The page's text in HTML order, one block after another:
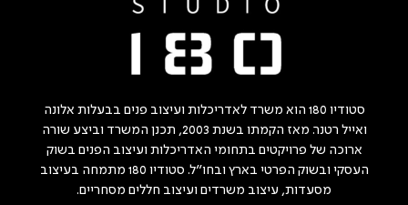
סטודיו 180 הוא משרד לאדריכלות ועיצוב פנים בבעלות אלונה
ואייל רטנר. מאז הקמתו בשנת 2003, תכנן המשרד וביצע שורה
ארוכה של פרויקטים בתחומי האדריכלות ועיצוב הפנים בשוק
העסקי ובשוק הפרטי בארץ ובחו"ל. סטודיו 180 מתמחה בעיצוב
מסעדות, עיצוב משרדים ועיצוב חללים מסחריים.